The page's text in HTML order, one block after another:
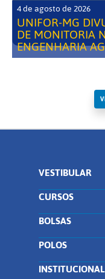
4 de agosto de 2026
UNIFOR-MG
DE MONITORIA
ENGENHARIA
VESTIBULAR
CURSOS
BOLSAS
POLOS
INSTITUCIONAL